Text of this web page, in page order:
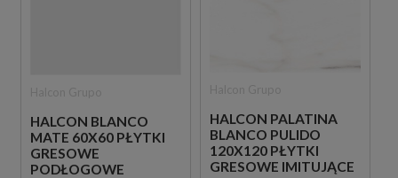
HALCON BLANCO
MATE 60X60 PŁYTKI
GRESOWE
PODŁOGOWE
HALCON PALATINA
BLANCO PULIDO
120X120 PŁYTKI
GRESOWE IMITUJĄCE